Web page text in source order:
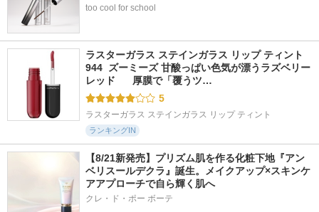
too cool for school
ラスターガラス ステインガラス リップ ティント
944  ズーミーズ 甘酸っぱい色気が漂うラズベリー
レッド      厚膜で「覆うツ…
5
ラスターガラス ステインガラス リップ ティント
ランキングIN
【8/21新発売】プリズム肌を作る化粧下地『アン
ベリスールデクラ』誕生。メイクアップ×スキンケ
アアプローチで自ら輝く肌へ
クレ・ド・ポー ボーテ